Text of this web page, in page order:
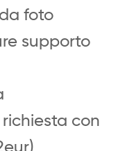
foto
supporto
richiesta con